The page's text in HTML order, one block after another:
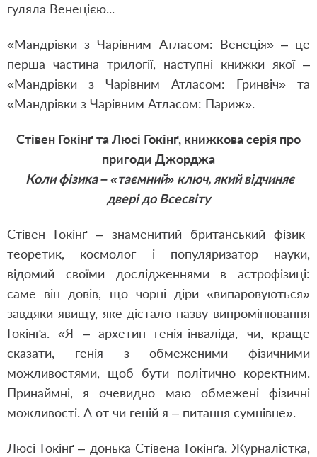
гуляла Венецією...
«Мандрівки з Чарівним Атласом: Венеція» – це
перша частина трилогії, наступні книжки якої –
«Мандрівки з Чарівним Атласом: Гринвіч» та
«Мандрівки з Чарівним Атласом: Париж».
Стівен Гокінґ та Люсі Гокінґ, книжкова серія про
пригоди Джорджа
Коли фізика – «таємний» ключ, який відчиняє
двері до Всесвіту
Стівен Гокінґ – знаменитий британський фізик-
теоретик, космолог і популяризатор науки,
відомий своїми дослідженнями в астрофізиці:
саме він довів, що чорні діри «випаровуються»
завдяки явищу, яке дістало назву випромінювання
Гокінґа. «Я – архетип генія-інваліда, чи, краще
сказати, генія з обмеженими фізичними
можливостями, щоб бути політично коректним.
Принаймні, я очевидно маю обмежені фізичні
можливості. А от чи геній я – питання сумнівне».
Люсі Гокінґ – донька Стівена Гокінґа. Журналістка,